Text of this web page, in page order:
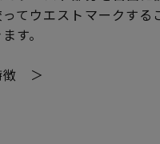
ってウエストマークす
す。
徴 ＞